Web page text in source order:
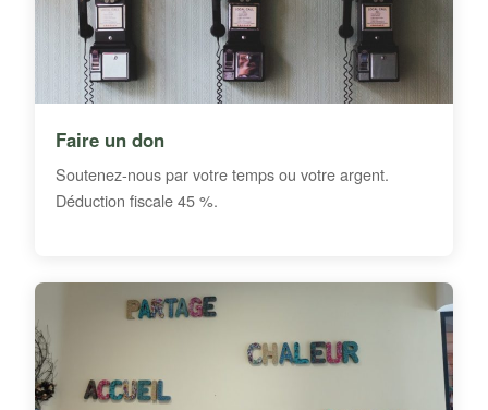
Faire un don
Soutenez-nous par votre temps ou votre argent.
Déduction fiscale 45 %.